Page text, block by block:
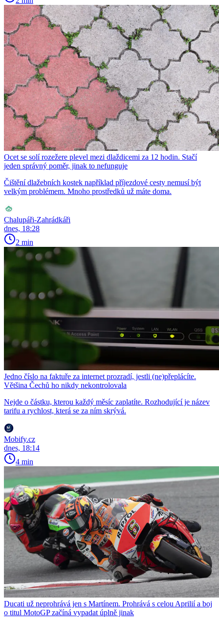
Ocet se solí rozežere plevel mezi dlaždicemi za 12 hodin. Stačí
jeden správný poměr, jinak to nefunguje
Čištění dlažebních kostek například příjezdové cesty nemusí být
velkým problémem. Mnoho prostředků už máte doma.
Chalupáři-Zahrádkáři
dnes, 18:28
2 min
Jedno číslo na faktuře za internet prozradí, jestli (ne)přeplácíte.
Většina Čechů ho nikdy nekontrolovala
Nejde o částku, kterou každý měsíc zaplatíte. Rozhodující je název
tarifu a rychlost, která se za ním skrývá.
Mobify.cz
dnes, 18:14
4 min
Ducati už neprohrává jen s Martínem. Prohrává s celou Aprilií a boj
o titul MotoGP začíná vypadat úplně jinak